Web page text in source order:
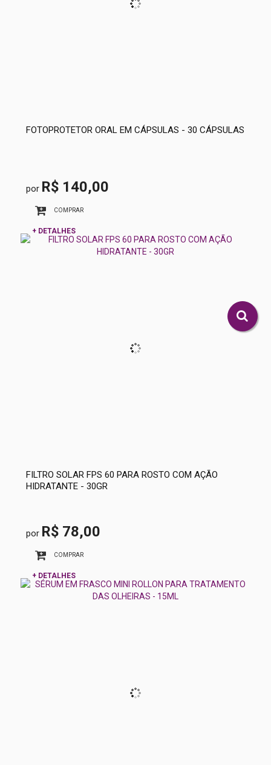
FOTOPROTETOR ORAL EM CÁPSULAS - 30 CÁPSULAS
por R$ 140,00
COMPRAR
+ DETALHES
FILTRO SOLAR FPS 60 PARA ROSTO COM AÇÃO
HIDRATANTE - 30GR
por R$ 78,00
COMPRAR
+ DETALHES